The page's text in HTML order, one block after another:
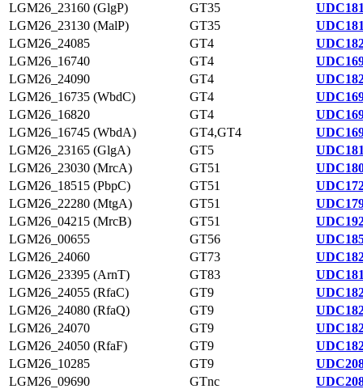
LGM26_23160 (GlgP)
GT35
LGM26_23130 (MalP)
GT35
LGM26_24085
GT4
LGM26_16740
GT4
LGM26_24090
GT4
LGM26_16735 (WbdC)
GT4
LGM26_16820
GT4
LGM26_16745 (WbdA)
GT4,GT4
LGM26_23165 (GlgA)
GT5
LGM26_23030 (MrcA)
GT51
LGM26_18515 (PbpC)
GT51
LGM26_22280 (MtgA)
GT51
LGM26_04215 (MrcB)
GT51
LGM26_00655
GT56
LGM26_24060
GT73
LGM26_23395 (ArnT)
GT83
LGM26_24055 (RfaC)
GT9
LGM26_24080 (RfaQ)
GT9
LGM26_24070
GT9
LGM26_24050 (RfaF)
GT9
LGM26_10285
GT9
LGM26_09690
GTnc